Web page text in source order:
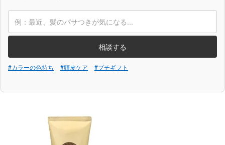
相談する
#カラーの色持ち #頭皮ケア #プチギフト